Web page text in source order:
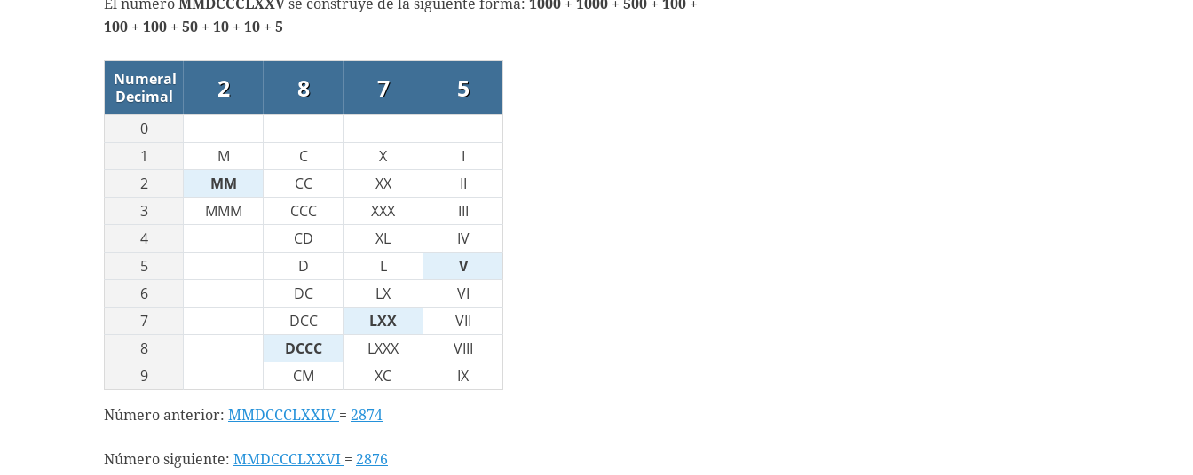
El número MMDCCCLXXV se construye de la siguiente forma: 1000 + 1000 + 500 + 100 +
100 + 100 + 50 + 10 + 10 + 5
Numeral
Decimal
2 8 7 5
0
1
M C X
I
2
MM CC XX
II
3
MMM CCC XXX
III
4
CD XL
IV
5
D L
V
6
DC LX
VI
7
DCC LXX
VII
8
DCCC LXXX
VIII
9
CM XC IX
Número anterior: MMDCCCLXXIV = 2874
Número siguiente: MMDCCCLXXVI = 2876